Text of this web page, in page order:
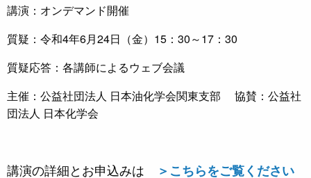
講演：オンデマンド開催
質疑：令和4年6月24日（金）15：30～17：30
質疑応答：各講師によるウェブ会議
主催：公益社団法人 日本油化学会関東支部 協賛：公益社
団法人 日本化学会
講演の詳細とお申込みは ＞こちらをご覧ください